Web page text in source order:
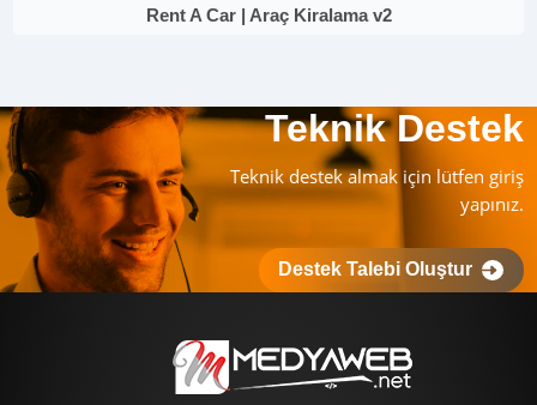
Rent A Car | Araç Kiralama v2
Teknik Destek
Teknik destek almak için lütfen giriş
yapınız.
Destek Talebi Oluştur